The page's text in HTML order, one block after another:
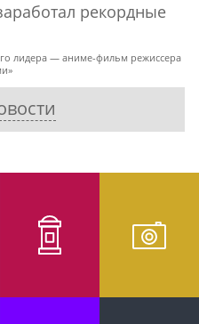
рекордные
лидера — аниме-фильм режиссера